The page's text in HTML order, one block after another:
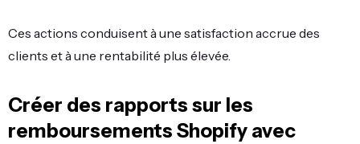
Ces actions conduisent à une satisfaction accrue des
clients et à une rentabilité plus élevée.
Créer des rapports sur les
remboursements Shopify avec